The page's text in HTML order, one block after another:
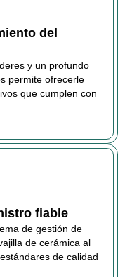
del
y un profundo
permite ofrecerle
que cumplen con
fiable
de gestión de
de cerámica al
de calidad